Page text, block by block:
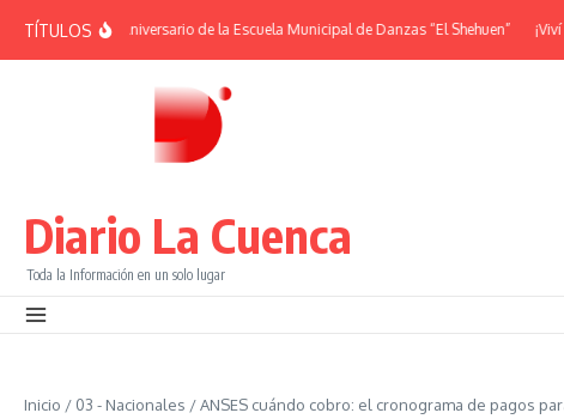
TÍTULOS
| 38° Aniversario de la Escuela Municipal de Danzas “El Shehuen” ¡Viví una
Diario La Cuenca
Toda la Información en un solo lugar
Inicio / 03 - Nacionales /ANSES cuándo cobro: el cronograma de pagos